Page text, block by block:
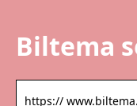
Biltema
https://